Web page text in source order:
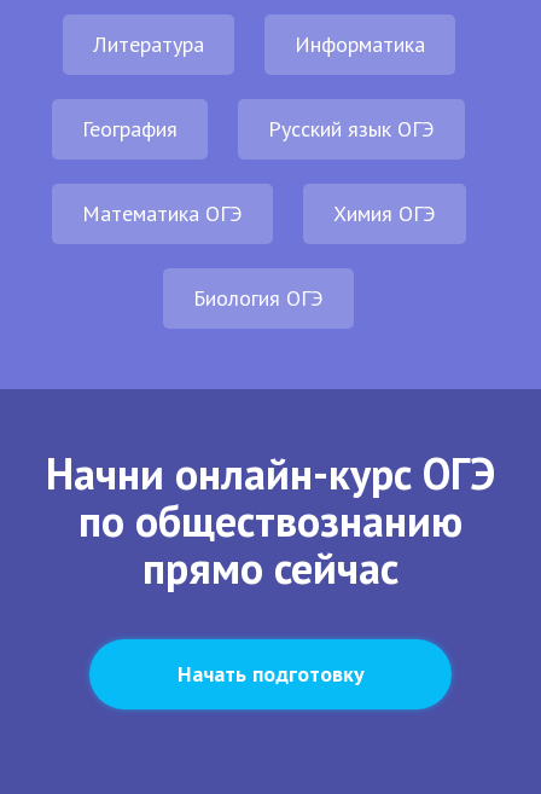
Литература Информатика
География Русский язык ОГЭ
Математика ОГЭ Химия ОГЭ
Биология ОГЭ
Начни онлайн-курс ОГЭ
по обществознанию
прямо сейчас
Начать подготовку